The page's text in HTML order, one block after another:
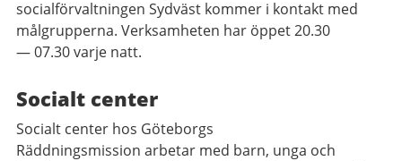
socialförvaltningen Sydväst kommer i kontakt med
målgrupperna. Verksamheten har öppet 20.30
—07.30 varje natt.
Socialt center
Socialt center hos Göteborgs
Räddningsmission arbetar med barn, unga och